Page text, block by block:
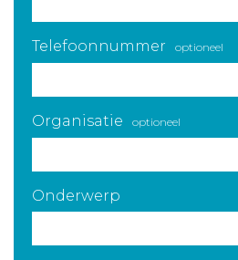
Telefoonnummer optioneel
Organisatie optioneel
Onderwerp